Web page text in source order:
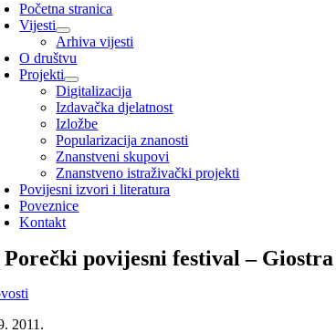
Početna stranica
Vijesti
Arhiva vijesti
O društvu
Projekti
Digitalizacija
Izdavačka djelatnost
Izložbe
Popularizacija znanosti
Znanstveni skupovi
Znanstveno istraživački projekti
Povijesni izvori i literatura
Poveznice
Kontakt
Porečki povijesni festival – Giostra
2011.